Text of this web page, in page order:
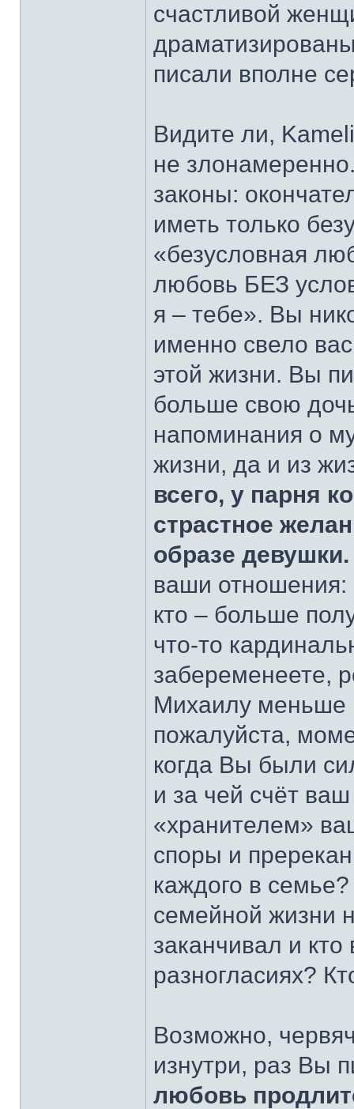
счастливой
писали вполне
Видите ли,
не
законы:
иметь только
«безусловная
любовь БЕЗ
я – тебе». Вы
именно свело
этой жизни. Вы
больше свою
напоминания о
жизни, да и из
всего, у парня
страстное
образе
ваши отношения:
кто – больше
что-то
забеременеете,
Михаилу меньше
пожалуйста,
когда Вы были
и за чей счёт
«хранителем»
споры и
каждого в
семейной жизни
заканчивал и
разногласиях?
Возможно,
изнутри, раз Вы
любовь